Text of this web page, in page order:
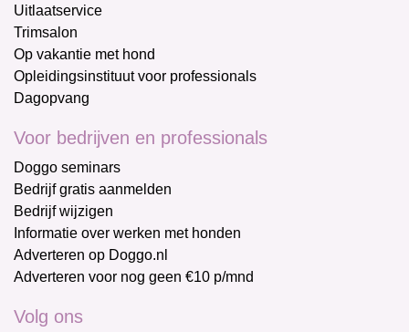
Uitlaatservice
Trimsalon
Op vakantie met hond
Opleidingsinstituut voor professionals
Dagopvang
Voor bedrijven en professionals
Doggo seminars
Bedrijf gratis aanmelden
Bedrijf wijzigen
Informatie over werken met honden
Adverteren op Doggo.nl
Adverteren voor nog geen €10 p/mnd
Volg ons